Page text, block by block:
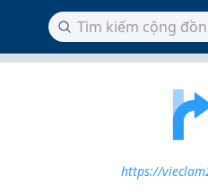
https://